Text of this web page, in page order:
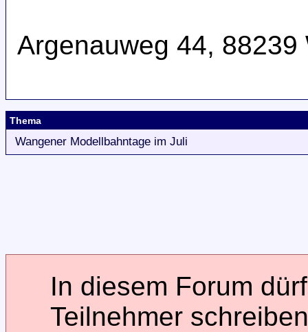
Argenauweg 44, 88239
Thema
Wangener Modellbahntage im Juli
In diesem Forum
Teilnehmer